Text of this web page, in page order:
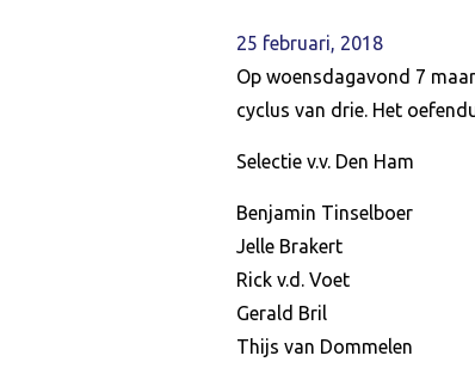
25 februari, 2018
Op woensdagavond 7
cyclus van drie. Het
Selectie v.v. Den Ham
Benjamin Tinselboer
Jelle Brakert
Rick v.d. Voet
Gerald Bril
Thijs van Dommelen